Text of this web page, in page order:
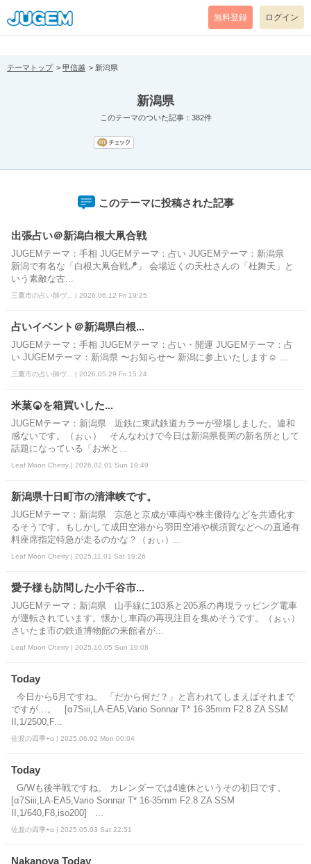
[pear_error: message="Success" code=0 mode=return level=notice
prefix="" info=""]
無料登録 ログイン
テーマトップ 甲信越 新潟県
新潟県
このテーマのついた記事：382件
このテーマに投稿された記事
出張占い＠新潟白根大凧合戦
JUGEMテーマ：手相 JUGEMテーマ：占い JUGEMテーマ：新潟県
新潟で有名な「白根大凧合戦🪁」 会場近くの天杜さんの「杜舞天」と
いう素敵な古...
三鷹市の占い師ヴ... | 2026.06.12 Fri 19:25
占いイベント＠新潟県白根...
JUGEMテーマ：手相 JUGEMテーマ：占い・開運 JUGEMテーマ：占
い JUGEMテーマ：新潟県 〜お知らせ〜 新潟に参上いたします☺️ ...
三鷹市の占い師ヴ... | 2026.05.29 Fri 15:24
米菓🍘を箱買いした...
JUGEMテーマ：新潟県 近鉄に東武鉄道カラーが登場しました。違和
感ないです。（ぉぃ） そんなわけで今日は新潟県長岡の新名所として
話題になっている「お米と...
Leaf Moon Cherry | 2026.02.01 Sun 19:49
新潟県十日町市の清津峡です。
JUGEMテーマ：新潟県 京急と京成が車両や株主優待などを共通化す
るそうです。もしかして成田空港から羽田空港や横須賀などへの直通有
料座席指定特急が走るのかな？（ぉぃ）...
Leaf Moon Cherry | 2025.11.01 Sat 19:26
愛子様も訪問した小千谷市...
JUGEMテーマ：新潟県 山手線に103系と205系の再現ラッピング電車
が運転されています。懐かし車両の再現注目を集めそうです。（ぉぃ）
さいたま市の鉄道博物館の来館者が...
Leaf Moon Cherry | 2025.10.05 Sun 19:08
Today
今日から6月ですね。 「だから何だ？」と言われてしまえばそれまで
ですが…。 [α7Siii,LA-EA5,Vario Sonnar T* 16-35mm F2.8 ZA SSM
II,1/2500,F...
佐渡の四季+α | 2025.06.02 Mon 00:04
Today
G/Wも後半戦ですね。 カレンダーでは4連休というその初日です。
[α7Siii,LA-EA5,Vario Sonnar T* 16-35mm F2.8 ZA SSM
II,1/640,F8,iso200] ...
佐渡の四季+α | 2025.05.03 Sat 22:51
Nakanoya Today